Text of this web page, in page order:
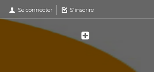
Se connecter S'inscrire